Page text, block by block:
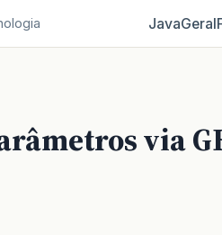
JavaGeral
via